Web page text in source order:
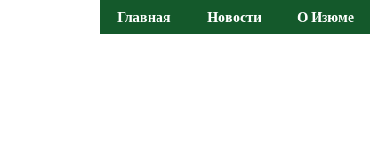
Главная Новости О Изюме